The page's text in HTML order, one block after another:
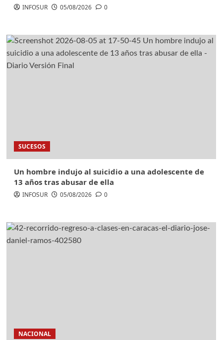
INFOSUR 05/08/2026 0
SUCESOS
Un hombre indujo al suicidio a una adolescente de
13 años tras abusar de ella
INFOSUR 05/08/2026 0
NACIONAL